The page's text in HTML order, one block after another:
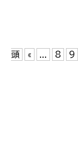
頭
« ... 8 9